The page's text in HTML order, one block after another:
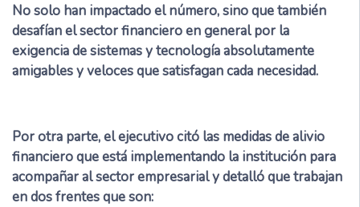
No solo han impactado el número, sino que también
desafían el sector financiero en general por la
exigencia de sistemas y tecnología absolutamente
amigables y veloces que satisfagan cada necesidad.
Por otra parte, el ejecutivo citó las medidas de alivio
financiero que está implementando la institución para
acompañar al sector empresarial y detalló que trabajan
en dos frentes que son: